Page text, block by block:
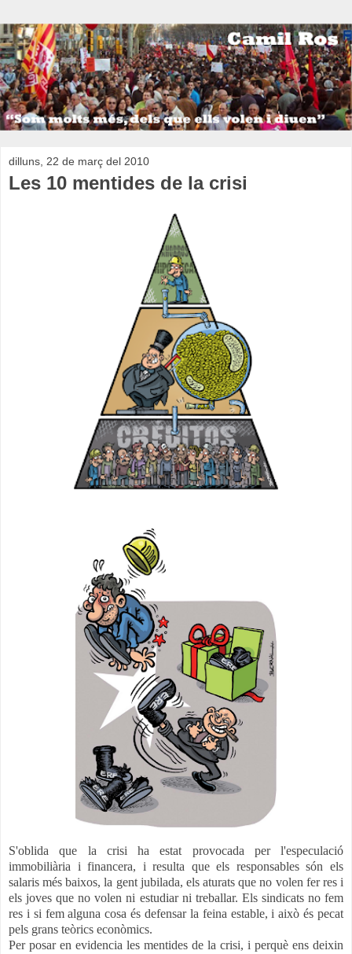
dilluns, 22 de març del 2010
Les 10 mentides de la crisi
S'oblida que la crisi ha estat provocada per l'especulació
immobiliària i financera, i resulta que els responsables són els
salaris més baixos, la gent jubilada, els aturats que no volen fer res i
els joves que no volen ni estudiar ni treballar. Els sindicats no fem
res i si fem alguna cosa és defensar la feina estable, i això és pecat
pels grans teòrics econòmics.
Per posar en evidencia les mentides de la crisi, i perquè ens deixin